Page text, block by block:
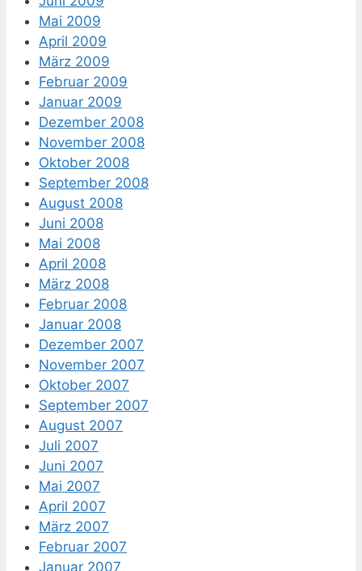
Mai 2009
April 2009
März 2009
Februar 2009
Januar 2009
Dezember 2008
November 2008
Oktober 2008
September 2008
August 2008
Juni 2008
Mai 2008
April 2008
März 2008
Februar 2008
Januar 2008
Dezember 2007
November 2007
Oktober 2007
September 2007
August 2007
Juli 2007
Juni 2007
Mai 2007
April 2007
März 2007
Februar 2007
Januar 2007